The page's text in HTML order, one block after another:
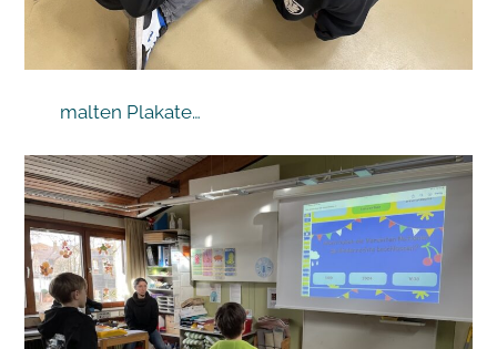
malten Plakate…